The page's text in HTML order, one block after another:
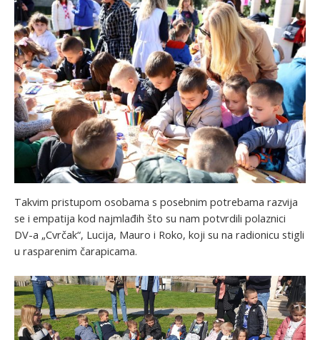
Takvim pristupom osobama s posebnim potrebama razvija
se i empatija kod najmlađih što su nam potvrdili polaznici
DV-a „Cvrčak“, Lucija, Mauro i Roko, koji su na radionicu stigli
u rasparenim čarapicama.